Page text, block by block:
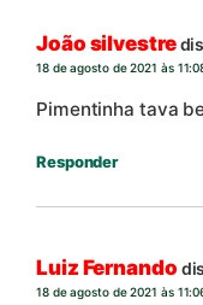
João silvestre
18 de agosto de 2021 às
Pimentinha tava
Responder
Luiz Fernando
18 de agosto de 2021 às